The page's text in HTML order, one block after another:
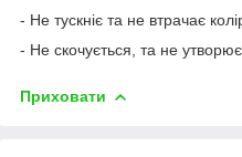
- Не тускніє та не втрачає
- Не скочується, та не
Приховати